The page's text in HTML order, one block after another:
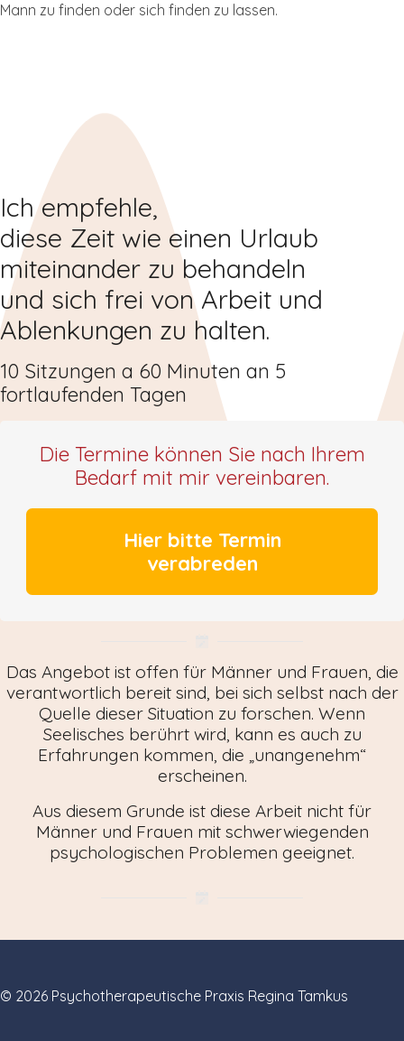
Mann zu finden oder sich finden zu lassen.
Ich empfehle,
diese Zeit wie einen Urlaub
miteinander zu behandeln
und sich frei von Arbeit und
Ablenkungen zu halten.
10 Sitzungen a 60 Minuten an 5
fortlaufenden Tagen
Die Termine können Sie nach Ihrem
Bedarf mit mir vereinbaren.
Hier bitte Termin
verabreden
Das Angebot ist offen für Männer und Frauen, die
verantwortlich bereit sind, bei sich selbst nach der
Quelle dieser Situation zu forschen. Wenn
Seelisches berührt wird, kann es auch zu
Erfahrungen kommen, die „unangenehm“
erscheinen.
Aus diesem Grunde ist diese Arbeit nicht für
Männer und Frauen mit schwerwiegenden
psychologischen Problemen geeignet.
© 2026 Psychotherapeutische Praxis Regina Tamkus